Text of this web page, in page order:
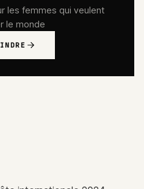
les femmes qui veulent
le monde